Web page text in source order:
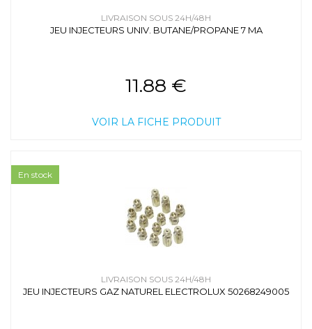
LIVRAISON SOUS 24H/48H
JEU INJECTEURS UNIV. BUTANE/PROPANE 7 MA
11.88 €
VOIR LA FICHE PRODUIT
LIVRAISON SOUS 24H/48H
JEU INJECTEURS GAZ NATUREL ELECTROLUX 50268249005
En stock